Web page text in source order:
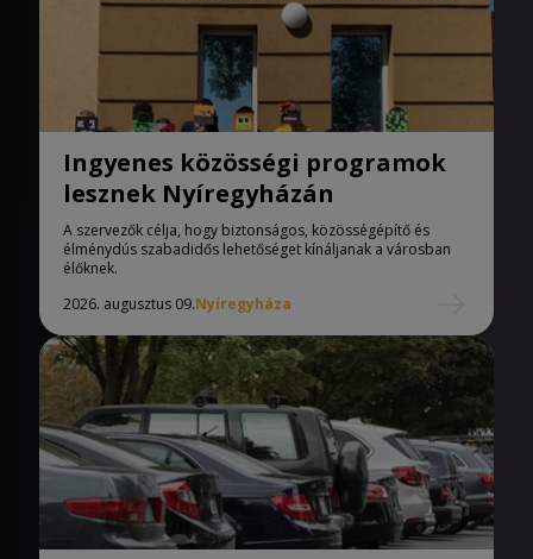
Ingyenes közösségi programok
lesznek Nyíregyházán
A szervezők célja, hogy biztonságos, közösségépítő és
élménydús szabadidős lehetőséget kínáljanak a városban
élőknek.
2026. augusztus 09.Nyíregyháza